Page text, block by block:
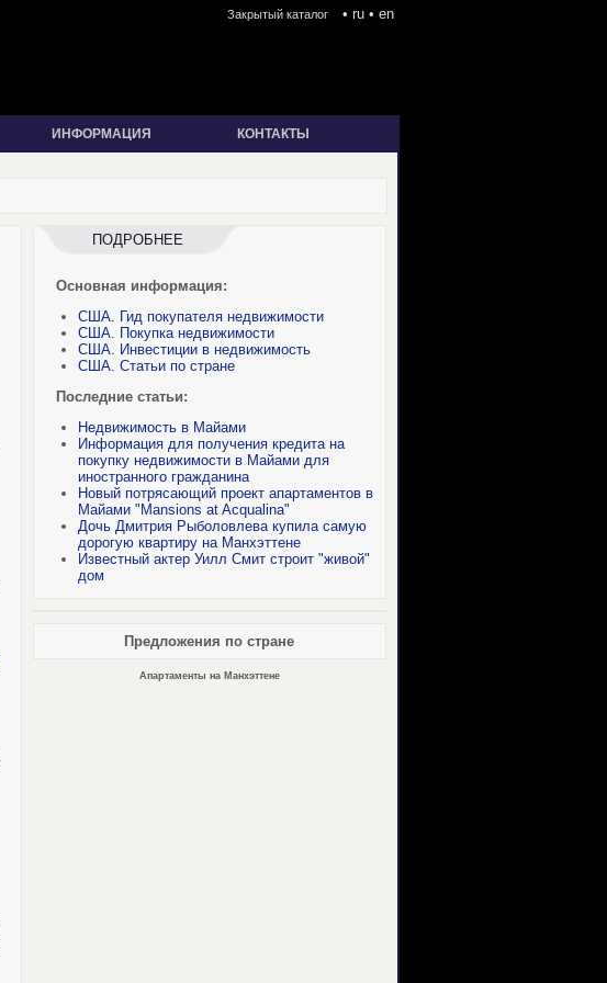
Закрытый каталог • ru• en
ИНФОРМАЦИЯ КОНТАКТЫ
ПОДРОБНЕЕ
Основная информация:
США. Гид покупателя недвижимости
США. Покупка недвижимости
США. Инвестиции в недвижимость
США. Статьи по стране
Последние статьи:
Недвижимость в Майами
Информация для получения кредита на
покупку недвижимости в Майами для
иностранного гражданина
Новый потрясающий проект апартаментов в
Майами "Маnsions at Acqualina"
Дочь Дмитрия Рыболовлева купила самую
дорогую квартиру на Манхэттене
Известный актер Уилл Смит строит "живой"
дом
Предложения по стране
Апартаменты на Манхэттене